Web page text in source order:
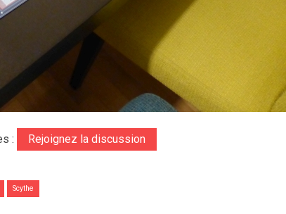
: Rejoignez la discussion
Scythe